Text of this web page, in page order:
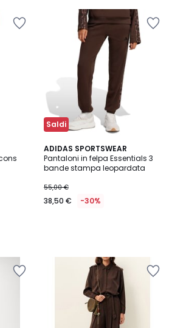
Saldi
ADIDAS SPORTSWEAR
Pantaloni in felpa Essentials 3
bande stampa leopardata
55,00 €
38,50 € -30%